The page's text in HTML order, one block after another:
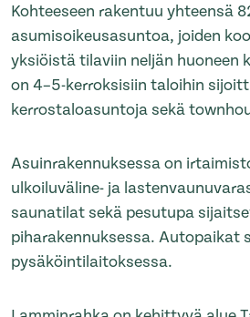
Kohteeseen rakentuu yhteensä
asumisoikeusasuntoa, joiden
yksiöistä tilaviin neljän huoneen
on 4–5-kerroksisiin taloihin
kerrostaloasuntoja sekä
Asuinrakennuksessa on
ulkoiluväline- ja
saunatilat sekä pesutupa
piharakennuksessa. Autopaikat
pysäköintilaitoksessa.